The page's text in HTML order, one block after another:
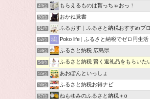
49位 もらえるものは貰っちゃおっ！
50位 おかね覚書
51位 ふるおす｜ふるさと納税おすすめブ
52位 Poko life | ふるさと納税でゼロ円生活
53位 ふるさと納税 広島県
54位 ふるさと納税 賢く返礼品をもらいた
55位 あおぽんといっしょ
56位 ふるさと納税お得ナビ
57位 ねもゆみのふるさと納税＋α